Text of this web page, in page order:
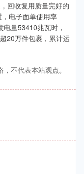
回收复用质量完好的
电子面单使用率
量53410兆瓦时，
20万件包裹，累计运
不代表本站观点。